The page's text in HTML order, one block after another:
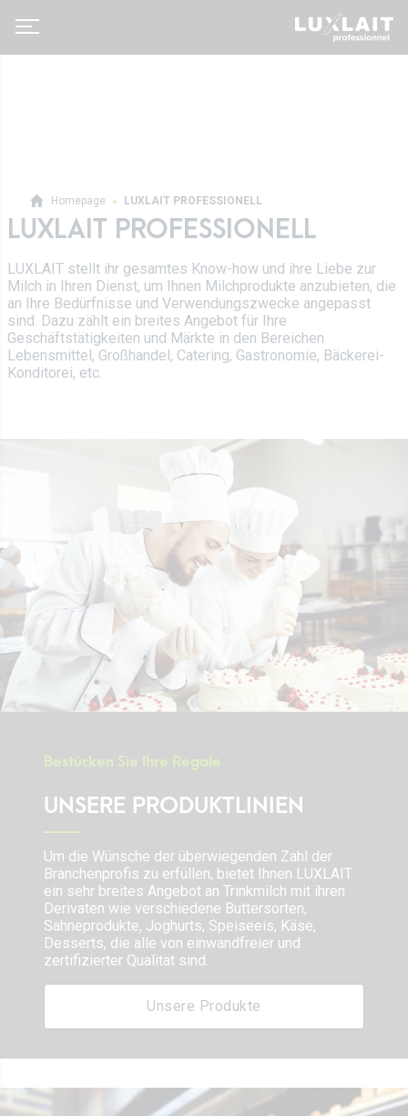
Luxlait Pro­fes­si­o­nell
Pro Produkte
Auf Maß
Tetra Pak
Vertrieb
Über uns
Neuigkeiten
Molkereigenossenschaft
Direktion
Stellenangebot
Zertifizierungen
Kontaktieren Sie uns
Homepage LUXLAIT PROFESSIONELL
LUXLAIT PROFESSIONELL
LUXLAIT stellt ihr gesamtes Know-how und ihre Liebe zur
Milch in Ihren Dienst, um Ihnen Milchprodukte anzubieten, die
an Ihre Bedürfnisse und Verwendungszwecke angepasst
sind. Dazu zählt ein breites Angebot für Ihre
Geschäftstätigkeiten und Märkte in den Bereichen
Lebensmittel, Großhandel, Catering, Gastronomie, Bäckerei-
Konditorei, etc.
Bestücken Sie Ihre Regale
UNSERE PRODUKTLINIEN
Um die Wünsche der überwiegenden Zahl der
Branchenprofis zu erfüllen, bietet Ihnen LUXLAIT
ein sehr breites Angebot an Trinkmilch mit ihren
Derivaten wie verschiedene Buttersorten,
Sahneprodukte, Joghurts, Speiseeis, Käse,
Desserts, die alle von einwandfreier und
zertifizierter Qualität sind.
Unsere Produkte